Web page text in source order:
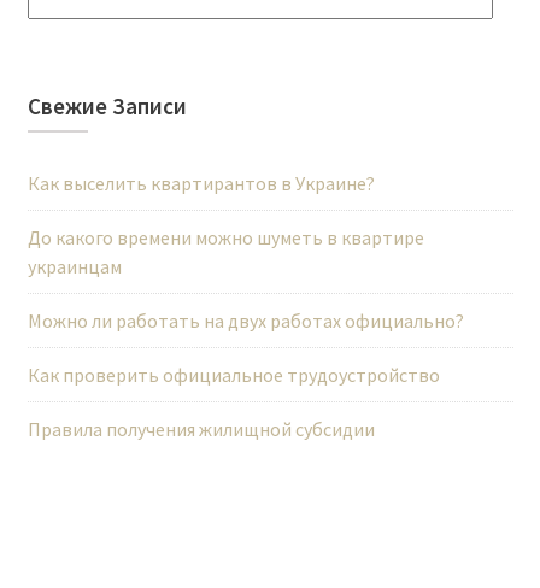
и
п
о
з
а
п
и
с
я
м
Свежие Записи
Как выселить квартирантов в Украине?
До какого времени можно шуметь в квартире
украинцам
Можно ли работать на двух работах официально?
Как проверить официальное трудоустройство
Правила получения жилищной субсидии